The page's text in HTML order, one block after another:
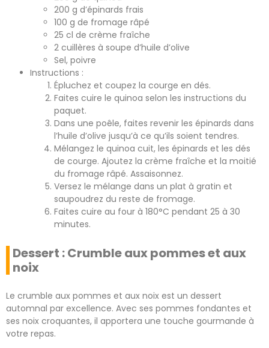
200 g d’épinards frais
100 g de fromage râpé
25 cl de crème fraîche
2 cuillères à soupe d’huile d’olive
Sel, poivre
Instructions :
Épluchez et coupez la courge en dés.
Faites cuire le quinoa selon les instructions du
paquet.
Dans une poêle, faites revenir les épinards dans
l’huile d’olive jusqu’à ce qu’ils soient tendres.
Mélangez le quinoa cuit, les épinards et les dés
de courge. Ajoutez la crème fraîche et la moitié
du fromage râpé. Assaisonnez.
Versez le mélange dans un plat à gratin et
saupoudrez du reste de fromage.
Faites cuire au four à 180°C pendant 25 à 30
minutes.
Dessert : Crumble aux pommes et aux
noix
Le crumble aux pommes et aux noix est un dessert
automnal par excellence. Avec ses pommes fondantes et
ses noix croquantes, il apportera une touche gourmande à
votre repas.